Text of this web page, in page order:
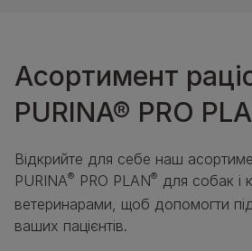
Асортимент
PURINA® PRO
Відкрийте для себе наш
PURINA® PRO PLAN® для собак і
ветеринарами, щоб допомогти
ваших пацієнтів.